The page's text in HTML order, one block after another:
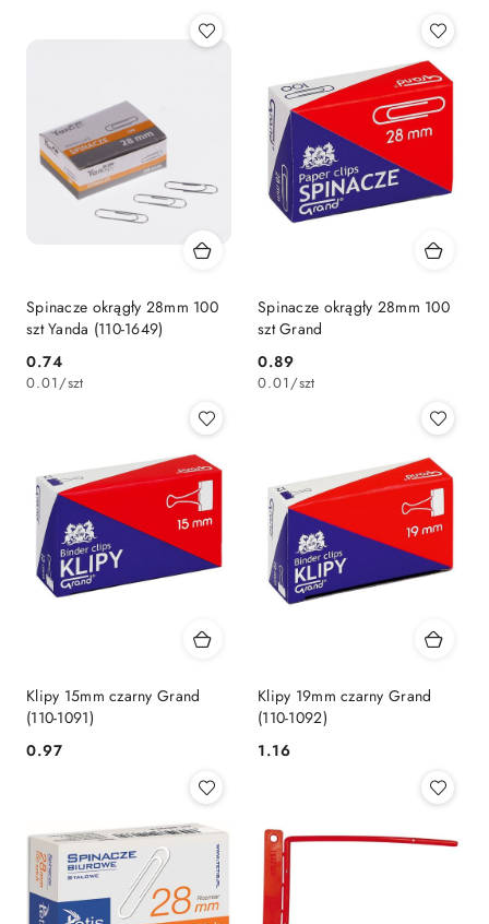
Spinacze okrągły 28mm 100
szt Yanda (110-1649)
Cena:
0.74
0.01/szt
Spinacze okrągły 28mm 100
szt Grand
Cena:
0.89
0.01/szt
Klipy 15mm czarny Grand
(110-1091)
Cena:
0.97
Klipy 19mm czarny Grand
(110-1092)
Cena:
1.16